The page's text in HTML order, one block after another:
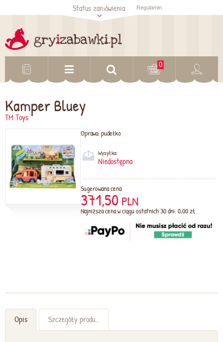
Sprawdź status
zamówienia
Status zamówienia Regulamin
0
Kamper Bluey
TM Toys
Oprawa:pudełko
Wysyłka:
Niedostępna
Sugerowana cena
371,50 PLN
Najniższa cena w ciągu ostatnich 30 dni: 0,00 zł
Opis Szczegóły produktu